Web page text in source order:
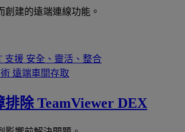
創建的遠端連線功能。
支援 安全、靈活、整合
遠端車間存取
排除 TeamViewer DEX